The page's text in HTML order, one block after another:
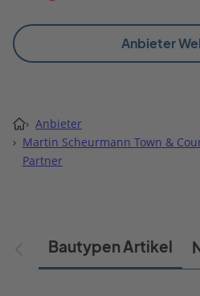
Anbieter
› Anbieter
› Martin Scheurmann Town &
Partner
Bautypen Artikel